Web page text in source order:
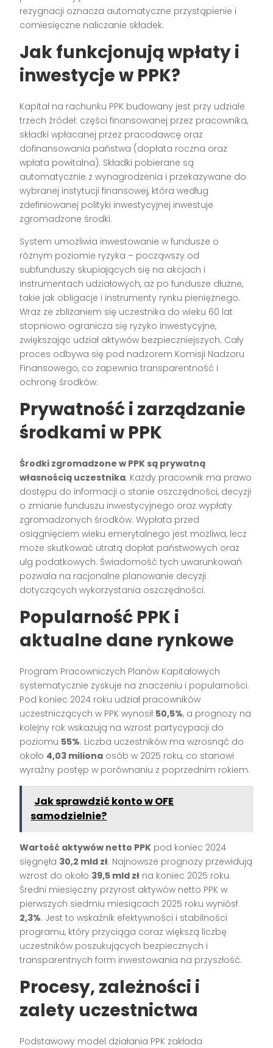
rezygnacji oznacza automatyczne przystąpienie i
comiesięczne naliczanie składek.
Jak funkcjonują wpłaty i
inwestycje w PPK?
Kapitał na rachunku PPK budowany jest przy udziale
trzech źródeł: części finansowanej przez pracownika,
składki wpłacanej przez pracodawcę oraz
dofinansowania państwa (dopłata roczna oraz
wpłata powitalna). Składki pobierane są
automatycznie z wynagrodzenia i przekazywane do
wybranej instytucji finansowej, która według
zdefiniowanej polityki inwestycyjnej inwestuje
zgromadzone środki.
System umożliwia inwestowanie w fundusze o
różnym poziomie ryzyka – począwszy od
subfunduszy skupiających się na akcjach i
instrumentach udziałowych, aż po fundusze dłużne,
takie jak obligacje i instrumenty rynku pieniężnego.
Wraz ze zbliżaniem się uczestnika do wieku 60 lat
stopniowo ogranicza się ryzyko inwestycyjne,
zwiększając udział aktywów bezpieczniejszych. Cały
proces odbywa się pod nadzorem Komisji Nadzoru
Finansowego, co zapewnia transparentność i
ochronę środków.
Prywatność i zarządzanie
środkami w PPK
Środki zgromadzone w PPK są prywatną
własnością uczestnika. Każdy pracownik ma prawo
dostępu do informacji o stanie oszczędności, decyzji
o zmianie funduszu inwestycyjnego oraz wypłaty
zgromadzonych środków. Wypłata przed
osiągnięciem wieku emerytalnego jest możliwa, lecz
może skutkować utratą dopłat państwowych oraz
ulg podatkowych. Świadomość tych uwarunkowań
pozwala na racjonalne planowanie decyzji
dotyczących wykorzystania oszczędności.
Popularność PPK i
aktualne dane rynkowe
Program Pracowniczych Planów Kapitałowych
systematycznie zyskuje na znaczeniu i popularności.
Pod koniec 2024 roku udział pracowników
uczestniczących w PPK wynosił 50,5%, a prognozy na
kolejny rok wskazują na wzrost partycypacji do
poziomu 55%. Liczba uczestników ma wzrosnąć do
około 4,03 miliona osób w 2025 roku, co stanowi
wyraźny postęp w porównaniu z poprzednim rokiem.
Jak sprawdzić konto w OFE
samodzielnie?
Wartość aktywów netto PPK pod koniec 2024
sięgnęła 30,2 mld zł. Najnowsze prognozy przewidują
wzrost do około 39,5 mld zł na koniec 2025 roku.
Średni miesięczny przyrost aktywów netto PPK w
pierwszych siedmiu miesiącach 2025 roku wyniósł
2,3%. Jest to wskaźnik efektywności i stabilności
programu, który przyciąga coraz większą liczbę
uczestników poszukujących bezpiecznych i
transparentnych form inwestowania na przyszłość.
Procesy, zależności i
zalety uczestnictwa
Podstawowy model działania PPK zakłada